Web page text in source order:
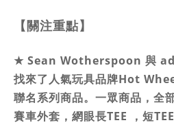
【關注重點】
★ Sean Wotherspoon 與
找來了人氣玩具品牌Hot
聯名系列商品。一眾商品，全
賽車外套，網眼長TEE ，短